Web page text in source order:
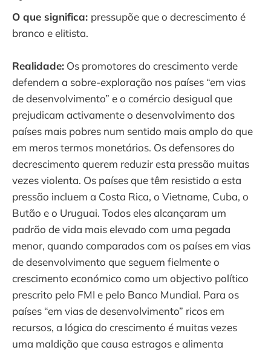
O que significa: pressupõe que o decrescimento é
branco e elitista.
Realidade: Os promotores do crescimento verde
defendem a sobre-exploração nos países “em vias
de desenvolvimento” e o comércio desigual que
prejudicam activamente o desenvolvimento dos
países mais pobres num sentido mais amplo do que
em meros termos monetários. Os defensores do
decrescimento querem reduzir esta pressão muitas
vezes violenta. Os países que têm resistido a esta
pressão incluem a Costa Rica, o Vietname, Cuba, o
Butão e o Uruguai. Todos eles alcançaram um
padrão de vida mais elevado com uma pegada
menor, quando comparados com os países em vias
de desenvolvimento que seguem fielmente o
crescimento económico como um objectivo político
prescrito pelo FMI e pelo Banco Mundial. Para os
países “em vias de desenvolvimento” ricos em
recursos, a lógica do crescimento é muitas vezes
uma maldição que causa estragos e alimenta